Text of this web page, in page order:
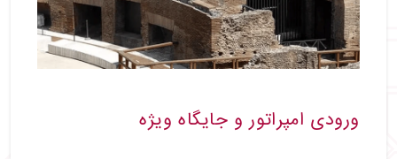
ورودی امپراتور و جایگاه ویژه